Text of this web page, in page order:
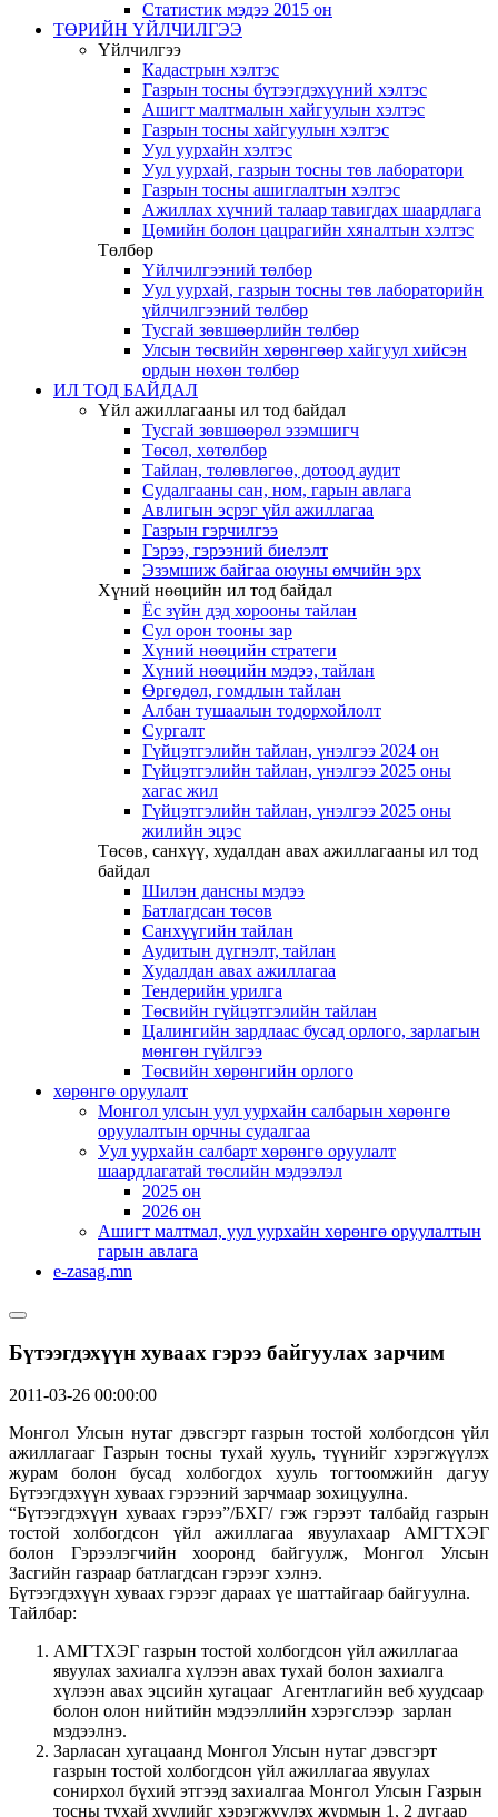
Статистик мэдээ 2015 он
ТӨРИЙН ҮЙЛЧИЛГЭЭ
Үйлчилгээ
Кадастрын хэлтэс
Газрын тосны бүтээгдэхүүний хэлтэс
Ашигт малтмалын хайгуулын хэлтэс
Газрын тосны хайгуулын хэлтэс
Уул уурхайн хэлтэс
Уул уурхай, газрын тосны төв лаборатори
Газрын тосны ашиглалтын хэлтэс
Ажиллах хүчний талаар тавигдах шаардлага
Цөмийн болон цацрагийн хяналтын хэлтэс
Төлбөр
Үйлчилгээний төлбөр
Уул уурхай, газрын тосны төв лабораторийн
үйлчилгээний төлбөр
Тусгай зөвшөөрлийн төлбөр
Улсын төсвийн хөрөнгөөр хайгуул хийсэн
ордын нөхөн төлбөр
ИЛ ТОД БАЙДАЛ
Үйл ажиллагааны ил тод байдал
Тусгай зөвшөөрөл эзэмшигч
Төсөл, хөтөлбөр
Тайлан, төлөвлөгөө, дотоод аудит
Судалгааны сан, ном, гарын авлага
Авлигын эсрэг үйл ажиллагаа
Газрын гэрчилгээ
Гэрээ, гэрээний биелэлт
Эзэмшиж байгаа оюуны өмчийн эрх
Хүний нөөцийн ил тод байдал
Ёс зүйн дэд хорооны тайлан
Сул орон тооны зар
Хүний нөөцийн стратеги
Хүний нөөцийн мэдээ, тайлан
Өргөдөл, гомдлын тайлан
Албан тушаалын тодорхойлолт
Сургалт
Гүйцэтгэлийн тайлан, үнэлгээ 2024 он
Гүйцэтгэлийн тайлан, үнэлгээ 2025 оны
хагас жил
Гүйцэтгэлийн тайлан, үнэлгээ 2025 оны
жилийн эцэс
Төсөв, санхүү, худалдан авах ажиллагааны ил тод
байдал
Шилэн дансны мэдээ
Батлагдсан төсөв
Санхүүгийн тайлан
Аудитын дүгнэлт, тайлан
Худалдан авах ажиллагаа
Тендерийн урилга
Төсвийн гүйцэтгэлийн тайлан
Цалингийн зардлаас бусад орлого, зарлагын
мөнгөн гүйлгээ
Төсвийн хөрөнгийн орлого
хөрөнгө оруулалт
Монгол улсын уул уурхайн салбарын хөрөнгө
оруулалтын орчны судалгаа
Уул уурхайн салбарт хөрөнгө оруулалт
шаардлагатай төслийн мэдээлэл
2025 он
2026 он
Ашигт малтмал, уул уурхайн хөрөнгө оруулалтын
гарын авлага
e-zasag.mn
Бүтээгдэхүүн хуваах гэрээ байгуулах зарчим
2011-03-26 00:00:00
Монгол Улсын нутаг дэвсгэрт газрын тостой холбогдсон үйл
ажиллагааг Газрын тосны тухай хууль, түүнийг хэрэгжүүлэх
журам болон бусад холбогдох хууль тогтоомжийн дагуу
Бүтээгдэхүүн хуваах гэрээний зарчмаар зохицуулна.
“Бүтээгдэхүүн хуваах гэpээ”/БХГ/ гэж гэрээт талбайд газрын
тостой холбогдсон үйл ажиллагаа явуулахаар АМГТХЭГ
болон Гэрээлэгчийн хооронд байгуулж, Монгол Улсын
Засгийн газраар батлагдсан гэрээг хэлнэ.
Бүтээгдэхүүн хуваах гэрээг дараах үе шаттайгаар байгуулна.
Тайлбар:
АМГТХЭГ газрын тостой холбогдсон үйл ажиллагаа
явуулах захиалга хүлээн авах тухай болон захиалга
хүлээн авах эцсийн хугацааг Агентлагийн веб хуудсаар
болон олон нийтийн мэдээллийн хэрэгслээр зарлан
мэдээлнэ.
Зарласан хугацаанд Монгол Улсын нутаг дэвсгэрт
газрын тостой холбогдсон үйл ажиллагаа явуулах
сонирхол бүхий этгээд захиалгаа Монгол Улсын Газрын
тосны тухай хуулийг хэрэгжүүлэх журмын 1, 2 дугаар